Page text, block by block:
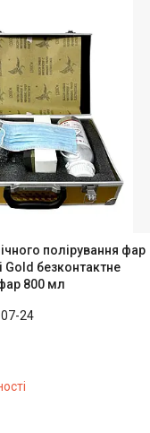
полірування фар
Gold безконтактне
800 мл
24